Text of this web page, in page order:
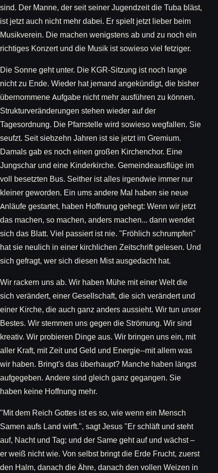
sind. Der Manne, der seit seiner Jugendzeit die Tuba bläst,
ist jetzt auch nicht mehr dabei. Er spielt jetzt lieber beim
Musikverein. Die machen wenigstens ab und zu noch ein
richtiges Konzert und die Musik ist sowieso viel fetziger.
Die Sonne geht unter. Die KGR-Sitzung ist noch lange
nicht zu Ende. Wieder hat jemand angekündigt, die bisher
übernommene Aufgabe nicht mehr ausführen zu können.
Strukturveränderungen stehen wieder auf der
Tagesordnung. Die Pfarrstelle wird sowieso wegfallen. Sie
seufzt. Seit siebzehn Jahren ist sie jetzt im Gremium.
Damals gab es noch einen großen Kirchenchor. Eine
Jungschar und eine Kinderkirche. Gemeindeausflüge im
voll besetzten Bus. Seither ist alles irgendwie immer nur
kleiner geworden. Ein ums andere Mal haben sie neue
Anläufe gestartet, haben Hoffnung gehegt: Wenn wir jetzt
das machen, so machen, anders machen... dann wendet
sich das Blatt. Viel passiert ist nie. "Fröhlich schrumpfen"
hat sie neulich in einer kirchlichen Zeitschrift gelesen. Und
sich gefragt, wer sich diesen Mist ausgedacht hat.
Wir rackern uns ab. Wir haben Mühe mit einer Welt die
sich verändert, einer Gesellschaft, die sich verändert und
einer Kirche, die auch ganz anders aussieht. Wir tun unser
Bestes. Wir stemmen uns gegen die Strömung. Wir sind
kreativ. Wir probieren Dinge aus. Wir bringen uns ein, mit
aller Kraft, mit Zeit und Geld und Energie--mit allem was
wir haben. Bringt's das überhaupt? Manche haben längst
aufgegeben. Andere sind gleich ganz gegangen. Sie
haben keine Hoffnung mehr.
"Mit dem Reich Gottes ist es so, wie wenn ein Mensch
Samen aufs Land wirft.", sagt Jesus "Er schläft und steht
auf, Nacht und Tag; und der Same geht auf und wächst –
er weiß nicht wie. Von selbst bringt die Erde Frucht, zuerst
den Halm, danach die Ähre, danach den vollen Weizen in